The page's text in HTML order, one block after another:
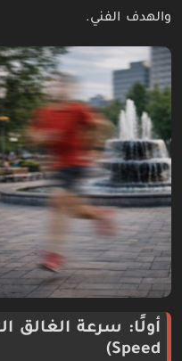
والهدف الفني.
Speed)